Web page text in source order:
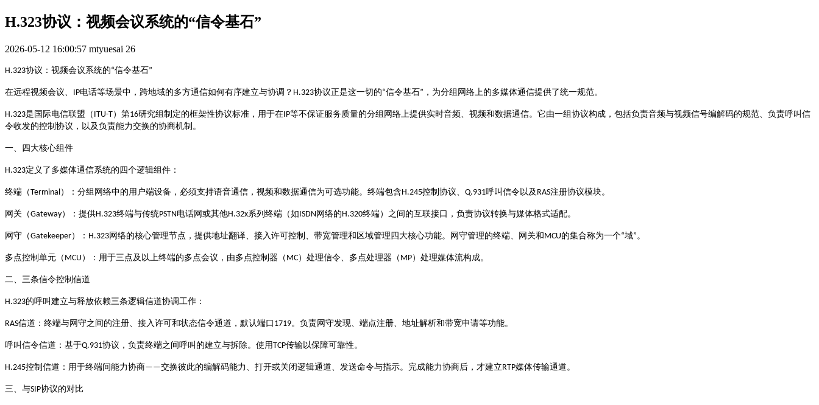
H.323协议：视频会议系统的“信令基石”
2026-05-12 16:00:57 mtyuesai 26
H.323协议：视频会议系统的“信令基石”
在远程视频会议、 IP电话等场景中，跨地域的多方通信如何有序建立与协调？ H.323协议正是这一切的“信令基石” ，为分组网络上的多媒体通信提供了统一规范。
H.323是国际电信联盟（ ITU-T）第16研究组制定的框架性协议标准，用于在IP等不保证服务质量的分组网络上提供实时音频、视频和数据通信。它由一组协议构成，包括负责音频与视频信号编解码的规范、负责呼叫信
令收发的控制协议，以及负责能力交换的协商机制 。
一、四大核心组件
H.323定义了多媒体通信系统的四个逻辑组件 ：
终端（Terminal ） ：分组网络中的用户端设备，必须支持语音通信，视频和数据通信为可选功能。终端包含H.245控制协议、 Q.931呼叫信令以及 RAS注册协议模块。
网关（Gateway） ：提供H.323终端与传统PSTN电话网或其他H.32x系列终端（如ISDN网络的H.320终端）之间的互联接口，负责协议转换与媒体格式适配。
网守（Gatekeeper） ： H.323网络的核心管理节点，提供地址翻译、接入许可控制、带宽管理和区域管理四大核心功能。网守管理的终端、网关和 MCU的集合称为一个“域”。
多点控制单元（ MCU ） ：用于三点及以上终端的多点会议，由多点控制器（ MC）处理信令、多点处理器（ MP）处理媒体流构成。
二、三条信令控制信道
H.323的呼叫建立与释放依赖三条逻辑信道协调工作 ：
RAS信道 ：终端与网守之间的注册、接入许可和状态信令通道，默认端口 1719。负责网守发现、端点注册、地址解析和带宽申请等功能。
呼叫信令信道 ：基于Q.931协议，负责终端之间呼叫的建立与拆除。使用TCP传输以保障可靠性。
H.245控制信道 ：用于终端间能力协商——交换彼此的编解码能力、打开或关闭逻辑通道、发送命令与指示。完成能力协商后，才建立RTP媒体传输通道。
三、与SIP协议的对比